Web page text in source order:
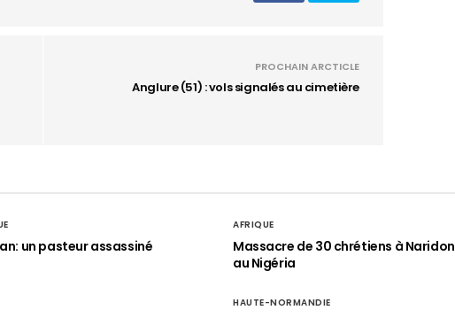
PROCHAIN ARCTICLE
Anglure (51) : vols signalés au cimetière
un pasteur assassiné
AFRIQUE
Massacre de 30 chrétiens à Naridon
au Nigéria
HAUTE-NORMANDIE